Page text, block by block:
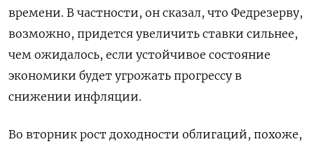
времени. В частности, он сказал, что Федрезерву,
возможно, придется увеличить ставки сильнее,
чем ожидалось, если устойчивое состояние
экономики будет угрожать прогрессу в
снижении инфляции.
Во вторник рост доходности облигаций, похоже,